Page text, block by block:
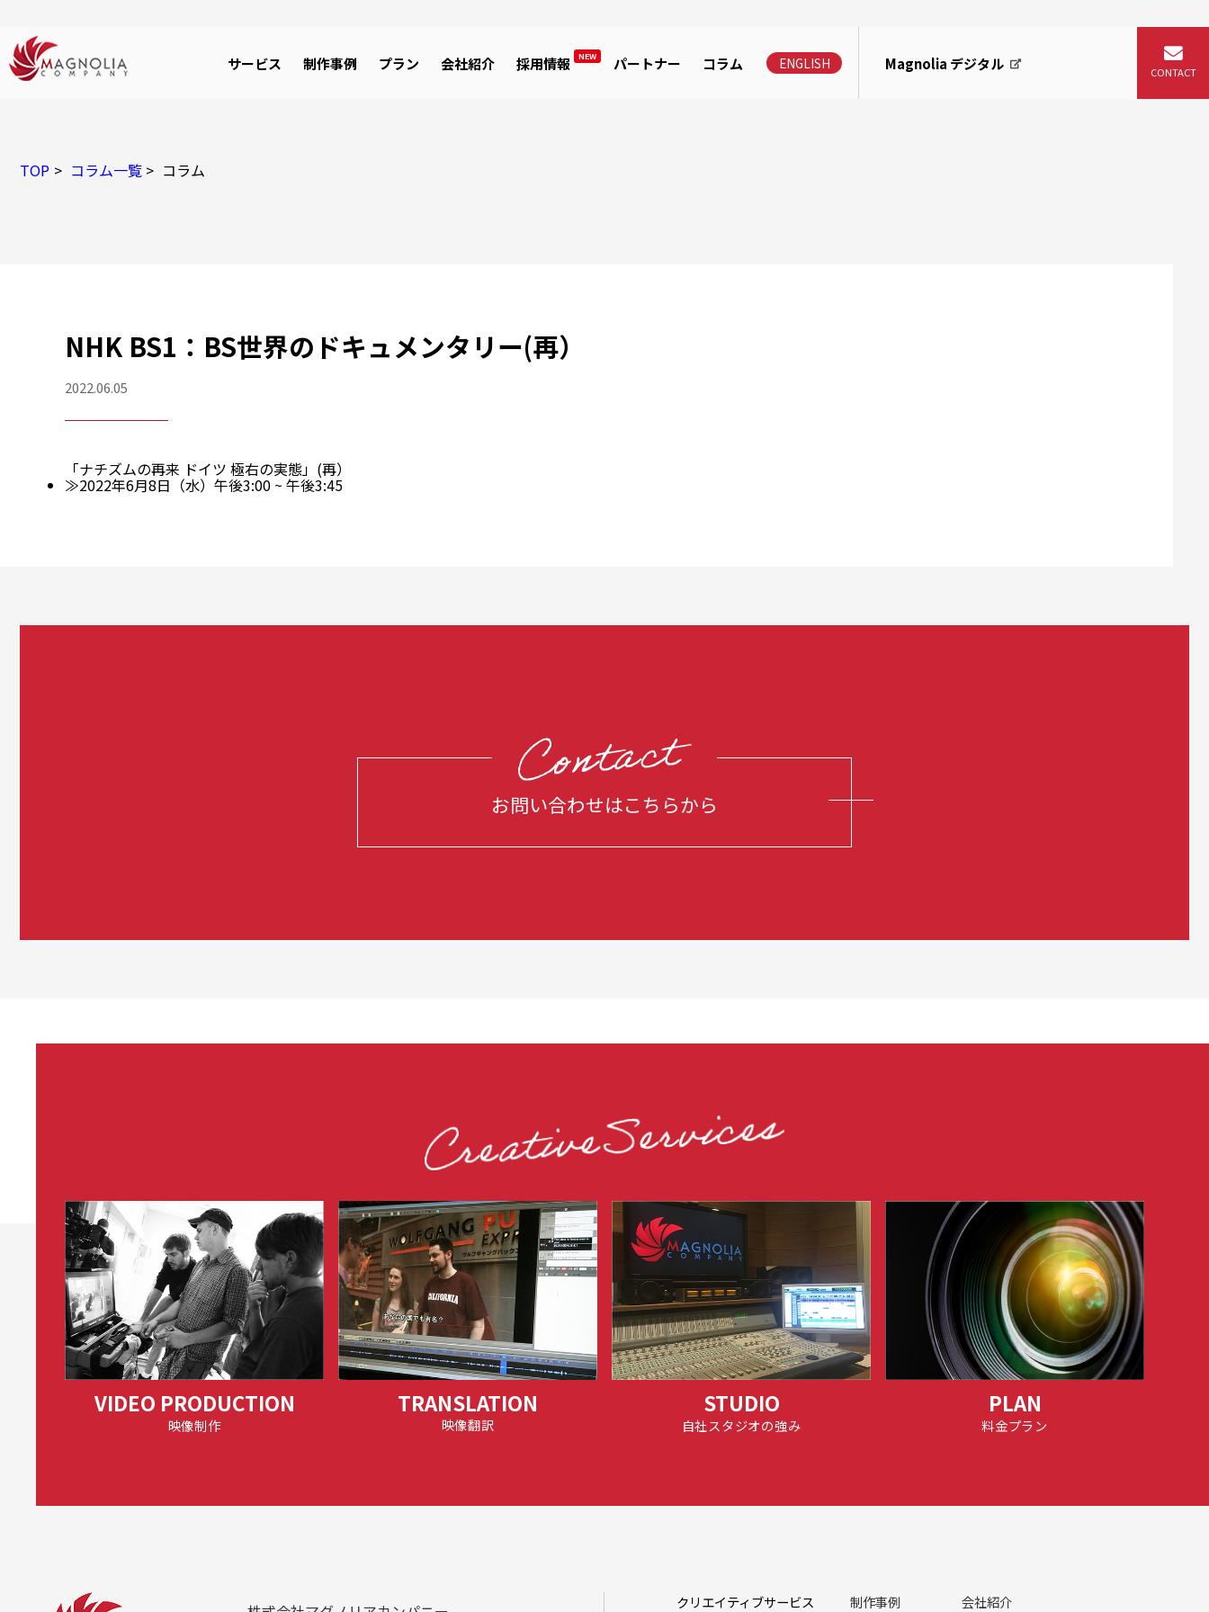
サービス 制作事例 プラン 会社紹介 採用情報 NEW パートナー コラム ENGLISH Magnolia デジタル
TOP コラム一覧 コラム
NHK BS1：BS世界のドキュメンタリー(再）
2022.06.05
「ナチズムの再来 ドイツ 極右の実態」(再）
≫2022年6月8日（水）午後3:00 ~ 午後3:45
お問い合わせはこちらから
VIDEO PRODUCTION
映像制作
TRANSLATION
映像翻訳
STUDIO
自社スタジオの強み
PLAN
料金プラン
クリエイティブサービス
制作事例
会社紹介